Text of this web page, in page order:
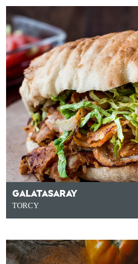
GALATASARAY
TORCY